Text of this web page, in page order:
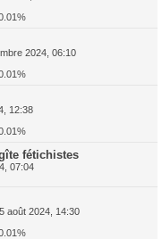
2024, 06:10
12:38
fétichistes
07:04
août 2024, 14:30